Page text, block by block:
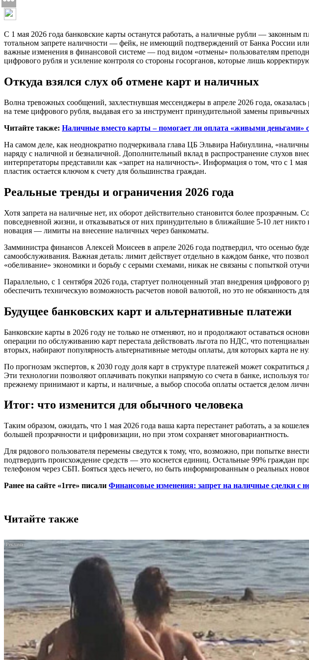
С 1 мая 2026 года банковские карты останутся работать, а наличные рубли — законным
тотальном запрете наличности — фейк, не имеющий подтверждений от Банка России
важные изменения в финансовой системе — под видом «отмены» пользователям
цифрового рубля и усиление контроля со стороны госорганов, которые лишь
Откуда взялся слух об отмене карт и наличных
Волна тревожных сообщений, захлестнувшая мессенджеры в апреле 2026 года,
на теме цифрового рубля, выдавая его за инструмент принудительной замены привычных
Читайте также: Наличные вместо карты – помогает ли оплата «живыми деньгами»
На самом деле, как неоднократно подчеркивала глава ЦБ Эльвира Набиуллина,
наряду с наличной и безналичной. Дополнительный вклад в распространение слухов
интерпретаторы представили как «запрет на наличность». Информация о том, что с 1
пластик остается ключом к счету для большинства граждан.
Реальные тренды и ограничения 2026 года
Хотя запрета на наличные нет, их оборот действительно становится более
повседневной жизни, и отказываться от них принудительно в ближайшие 5-10 лет никто
новация — лимиты на внесение наличных через банкоматы.
Замминистра финансов Алексей Моисеев в апреле 2026 года подтвердил, что осенью
самообслуживания. Важная деталь: лимит действует отдельно в каждом банке, что
«обеливание» экономики и борьбу с серыми схемами, никак не связаны с попыткой
Параллельно, с 1 сентября 2026 года, стартует полноценный этап внедрения
обеспечить техническую возможность расчетов новой валютой, но это не обязанность
Будущее банковских карт и альтернативные платежи
Банковские карты в 2026 году не только не отменяют, но и продолжают оставаться
операции по обслуживанию карт перестала действовать льгота по НДС, что
вторых, набирают популярность альтернативные методы оплаты, для которых карта не
По прогнозам экспертов, к 2030 году доля карт в структуре платежей может
Эти технологии позволяют оплачивать покупки напрямую со счета в банке, используя
прежнему принимают и карты, и наличные, а выбор способа оплаты остается делом
Итог: что изменится для обычного человека
Таким образом, ожидать, что 1 мая 2026 года ваша карта перестанет работать, а за
большей прозрачности и цифровизации, но при этом сохраняет многовариантность.
Для рядового пользователя перемены сведутся к тому, что, возможно, при попытке
подтвердить происхождение средств — это коснется единиц. Остальные 99% граждан
телефоном через СБП. Бояться здесь нечего, но быть информированным о реальных
Ранее на сайте «1rre» писали Финансовые изменения: запрет на наличные сделки с
Читайте также